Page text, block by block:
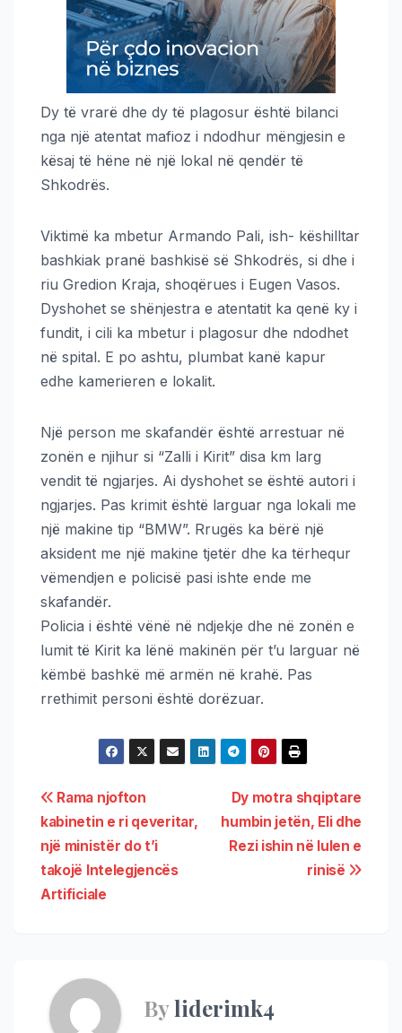
Dy të vrarë dhe dy të plagosur është bilanci
nga një atentat mafioz i ndodhur mëngjesin e
kësaj të hëne në një lokal në qendër të
Shkodrës.
Viktimë ka mbetur Armando Pali, ish- këshilltar
bashkiak pranë bashkisë së Shkodrës, si dhe i
riu Gredion Kraja, shoqërues i Eugen Vasos.
Dyshohet se shënjestra e atentatit ka qenë ky i
fundit, i cili ka mbetur i plagosur dhe ndodhet
në spital. E po ashtu, plumbat kanë kapur
edhe kamerieren e lokalit.
Një person me skafandër është arrestuar në
zonën e njihur si “Zalli i Kirit” disa km larg
vendit të ngjarjes. Ai dyshohet se është autori i
ngjarjes. Pas krimit është larguar nga lokali me
një makine tip “BMW”. Rrugës ka bërë një
aksident me një makine tjetër dhe ka tërhequr
vëmendjen e policisë pasi ishte ende me
skafandër.
Policia i është vënë në ndjekje dhe në zonën e
lumit të Kirit ka lënë makinën për t’u larguar në
këmbë bashkë më armën në krahë. Pas
rrethimit personi është dorëzuar.
Dy motra shqiptare
humbin jetën, Eli dhe
Rezi ishin në lulen e
rinisë
Rama njofton
kabinetin e ri qeveritar,
një ministër do t’i
takojë Intelegjencës
Artificiale
Byliderimk4